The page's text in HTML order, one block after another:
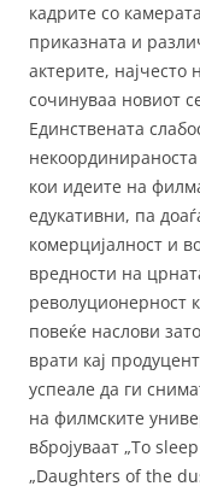
кадрите со
приказната и
актерите,
сочинуваа новиот
Единствената
кои идеите на
едукативни, па
комерцијалност и
вредности на
револуционерност
повеќе наслови
врати кај
успеале да ги
на филмските
вбројуваат „To
„Daughters of the